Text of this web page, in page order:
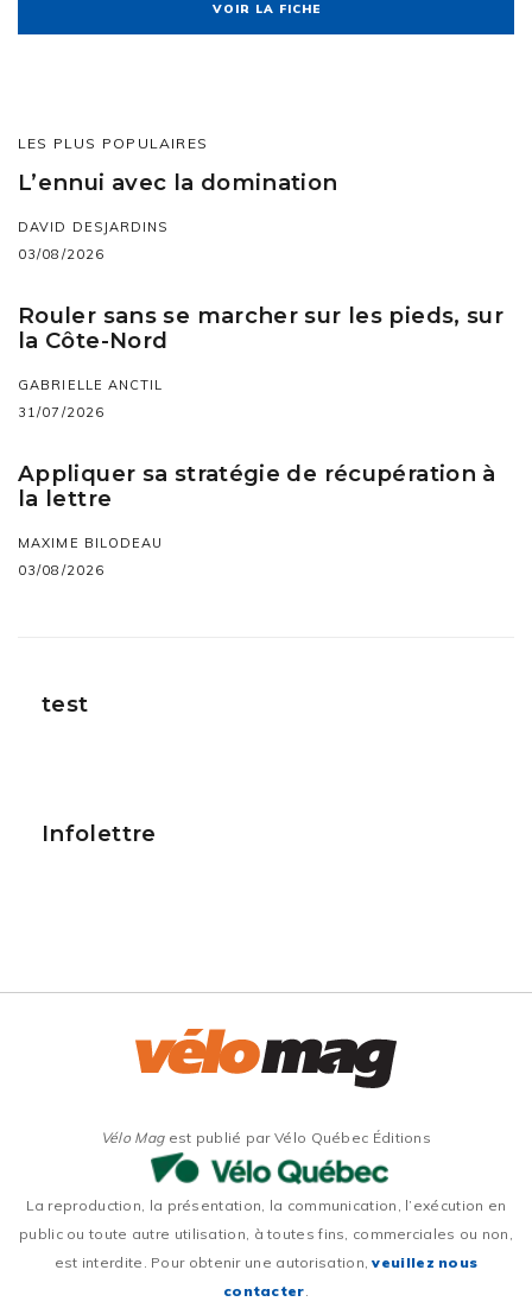
VOIR LA FICHE
LES PLUS POPULAIRES
L’ennui avec la domination
DAVID DESJARDINS
03/08/2026
Rouler sans se marcher sur les pieds, sur
la Côte-Nord
GABRIELLE ANCTIL
31/07/2026
Appliquer sa stratégie de récupération à
la lettre
MAXIME BILODEAU
03/08/2026
test
Infolettre
Vélo Magest publié par Vélo Québec Éditions
La reproduction, la présentation, la communication, l’exécution en
public ou toute autre utilisation, à toutes fins, commerciales ou non,
est interdite. Pour obtenir une autorisation,veuillez nous
contacter.